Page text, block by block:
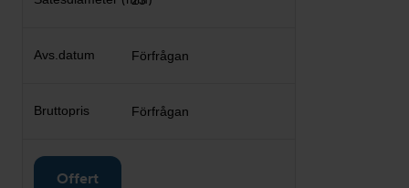
Förfrågan
Förfrågan
Offert